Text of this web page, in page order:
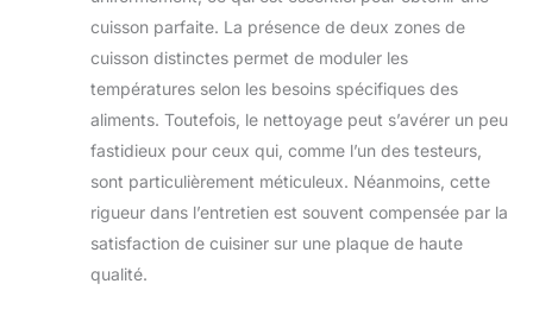
plaque ne craint ni
les chocs
rayures. PLAQUE
GARANTIE 10 ANS :
Surface de cuisson
en inox garantie 10
FRANCAISE :
Plancha conçue,
cuisson parfaite. La présence de deux zones de
cuisson distinctes permet de moduler les
températures selon les besoins spécifiques des
aliments. Toutefois, le nettoyage peut s’avérer un peu
fastidieux pour ceux qui, comme l’un des testeurs,
sont particulièrement méticuleux. Néanmoins, cette
rigueur dans l’entretien est souvent compensée par la
satisfaction de cuisiner sur une plaque de haute
qualité.